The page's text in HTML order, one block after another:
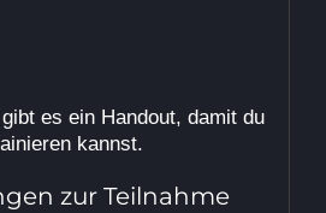
es ein Handout, damit du
kannst.
zur Teilnahme